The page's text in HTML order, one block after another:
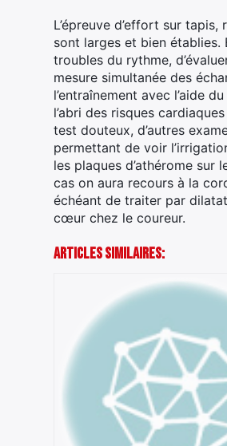
L’épreuve d’effort sur
sont larges et bien établies.
troubles du rythme,
mesure simultanée des
l’entraînement avec l’aide
l’abri des risques
test douteux, d’autres
permettant de voir
les plaques d’athérome sur
cas on aura recours à la
échéant de traiter par
cœur chez le coureur.
Articles Similaires: